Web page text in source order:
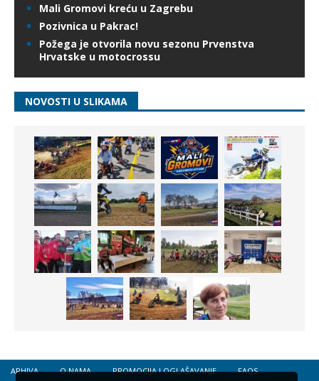
Mali Gromovi kreću u Zagrebu
Pozivnica u Pakrac!
Požega je otvorila novu sezonu Prvenstva
Hrvatske u motocrossu
NOVOSTI U SLIKAMA
ARHIVA O NAMA PROMOCIJA I OGLAŠAVANJE
FAQS